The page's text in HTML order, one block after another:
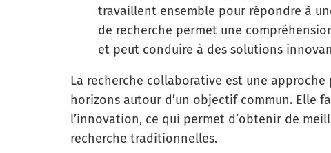
travaillent ensemble pour répondre à
de recherche permet une
et peut conduire à des solutions
La recherche collaborative est une
horizons autour d’un objectif commun. Elle
l’innovation, ce qui permet d’obtenir de
recherche traditionnelles.